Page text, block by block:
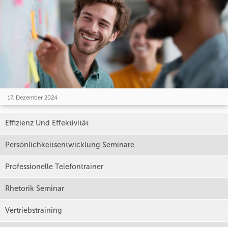
17. Dezember 2024
Effizienz Und Effektivität
Persönlichkeitsentwicklung Seminare
Professionelle Telefontrainer
Rhetorik Seminar
Vertriebstraining